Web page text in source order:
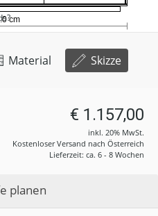
Material Skizze
€ 1.157,00
inkl. 20% MwSt.
Kostenloser Versand nach Österreich
Lieferzeit: ca. 6 - 8 Wochen
planen